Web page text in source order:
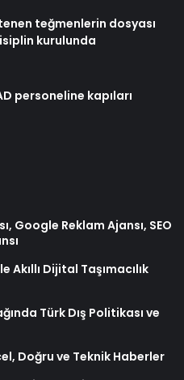
teğmenlerin dosyası
kurulunda
personeline kapıları
Google Reklam Ajansı, SEO
Akıllı Dijital Taşımacılık
Türk Dış Politikası ve
Doğru ve Teknik Haberler